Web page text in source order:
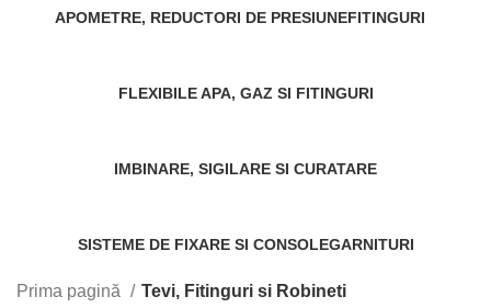
APOMETRE, REDUCTORI DE PRESIUNEFITINGURI
FLEXIBILE APA, GAZ SI FITINGURI
IMBINARE, SIGILARE SI CURATARE
SISTEME DE FIXARE SI CONSOLEGARNITURI
Prima pagină Tevi, Fitinguri si Robineti